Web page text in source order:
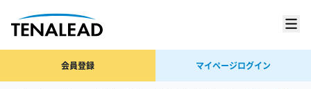
会員登録 マイページログイン